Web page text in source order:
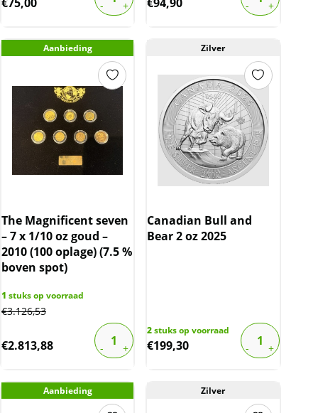
Aanbieding
The Magnificent seven
– 7 x 1/10 oz goud –
2010 (100 oplage) (7.5 %
boven spot)
1 stuks op voorraad
€3.126,53
€2.813,88
Zilver
Canadian Bull and
Bear 2 oz 2025
2stuks op voorraad
€199,30
Aanbieding Zilver